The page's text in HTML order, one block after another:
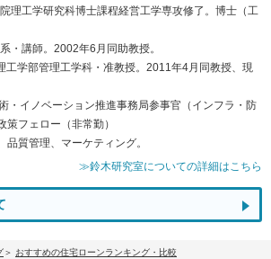
理工学研究科博士課程経営工学専攻修了。博士（工
・講師。2002年6月同助教授。
工学部管理工学科・准教授。2011年4月同教授、現
・イノベーション推進事務局参事官（インフラ・防
フェロー（非常勤）
質管理、マーケティング。
≫鈴木研究室についての詳細はこちら
おすすめの住宅ローンランキング・比較